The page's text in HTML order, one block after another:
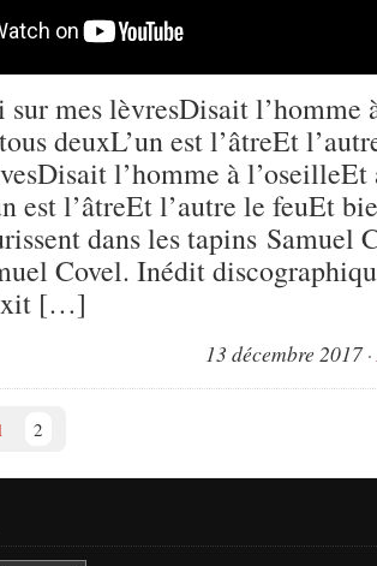
sur mes lèvresDisait
deuxL’un est l’âtreEt
l’homme à
est l’âtreEt l’autre le feuEt
dans les tapins Samuel
Covel. Inédit
[…]
13 décembre 2017
2